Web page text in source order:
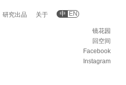
研究出品 关于 中 EN
镜花园
回空间
Facebook
Instagram